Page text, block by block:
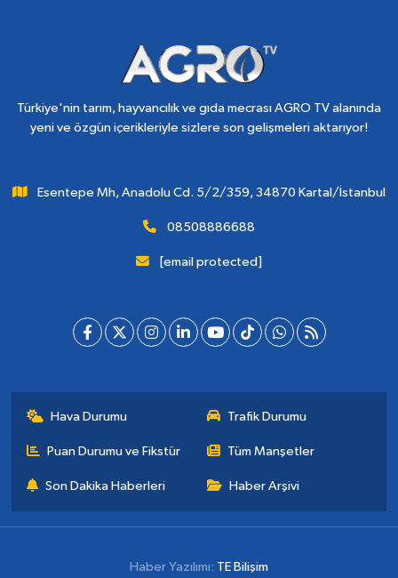
Türkiye'nin tarım, hayvancılık ve gıda mecrası AGRO TV alanında
yeni ve özgün içerikleriyle sizlere son gelişmeleri aktarıyor!
Esentepe Mh, Anadolu Cd. 5/2/359, 34870 Kartal/İstanbul
08508886688
[email protected]
Hava Durumu Trafik Durumu
Puan Durumu ve Fikstür Tüm Manşetler
Son Dakika Haberleri Haber Arşivi
Haber Yazılımı: TE Bilişim